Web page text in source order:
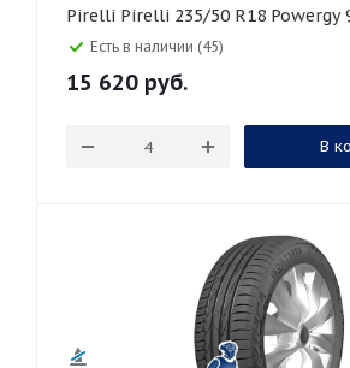
Pirelli Pirelli 235/50 R18 Powergy
Есть в наличии (45)
15 620 руб.
В